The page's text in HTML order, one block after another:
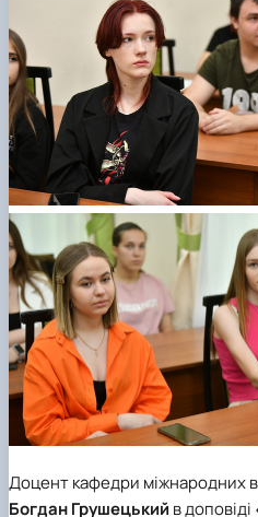
Доцент кафедри міжнародних
Богдан Грушецький в доповіді